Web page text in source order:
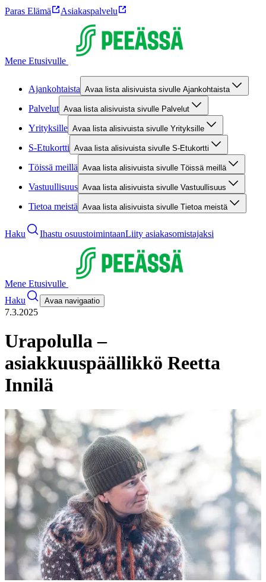
Paras Elämä Asiakaspalvelu
Mene Etusivulle
Ajankohtaista Avaa lista alisivuista sivulle Ajankohtaista
Palvelut Avaa lista alisivuista sivulle Palvelut
Yrityksille Avaa lista alisivuista sivulle Yrityksille
S-Etukortti Avaa lista alisivuista sivulle S-Etukortti
Töissä meillä Avaa lista alisivuista sivulle Töissä meillä
Vastuullisuus Avaa lista alisivuista sivulle Vastuullisuus
Tietoa meistä Avaa lista alisivuista sivulle Tietoa meistä
Haku Ihastu osuustoimintaanLiity asiakasomistajaksi
Mene Etusivulle
Haku
Avaa navigaatio
7.3.2025
Urapolulla –
asiakkuuspäällikkö Reetta
Innilä